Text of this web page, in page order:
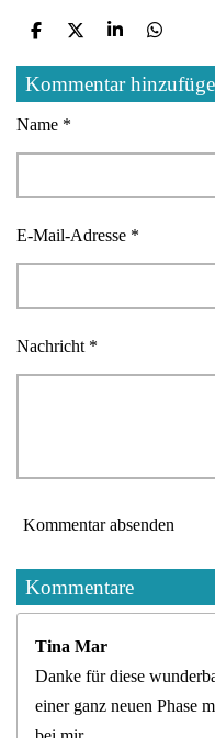
T
i
l
e
n
T
i
l
e
T
i
l
e
T
i
l
e
Kommentar
Name *
E-Mail-Adresse *
Nachricht *
Kommentar absenden
Kommentare
Tina Mar
Danke für diese
einer ganz neuen Phase